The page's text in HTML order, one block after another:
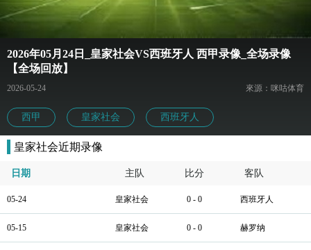
2026年05月24日_皇家社会VS西班牙人 西甲录像_全场录像
【全场回放】
2026-05-24 來源：咪咕体育
西甲 皇家社会 西班牙人
皇家社会近期录像
日期 主队 比分 客队
05-24 皇家社会 0 - 0 西班牙人
05-15 皇家社会 0 - 0 赫罗纳